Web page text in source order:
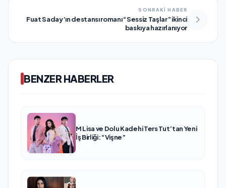
SONRAKİ HABER
Fuat Saday’ın destansı romanı “Sessiz Taşlar” ikinci
baskıya hazırlanıyor
BENZER HABERLER
M Lisa ve Dolu Kadehi Ters Tut’tan Yeni
İş Birliği: “Vişne”